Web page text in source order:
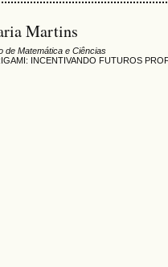
Martins
de Matemática e Ciências
INCENTIVANDO FUTUROS